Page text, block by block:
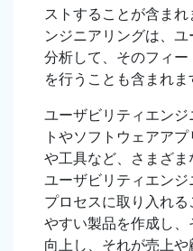
ストすることが含ま
ンジニアリングは、
分析して、そのフィ
を行うことも含まれま
ユーザビリティエン
トやソフトウェアア
や工具など、さまざま
ユーザビリティエン
プロセスに取り入れ
やすい製品を作成し
向上し、それが売上